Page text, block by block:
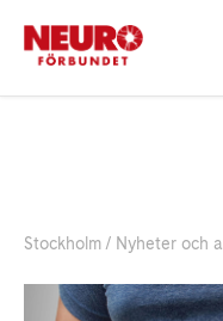
Stockholm Nyheter och